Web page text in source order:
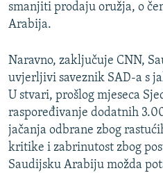
smanjiti prodaju oružja, o
Arabija.
Naravno, zaključuje CNN,
uvjerljivi saveznik SAD-a s
U stvari, prošlog mjeseca
raspoređivanje dodatnih
jačanja odbrane zbog
kritike i zabrinutost zbog
Saudijsku Arabiju možda